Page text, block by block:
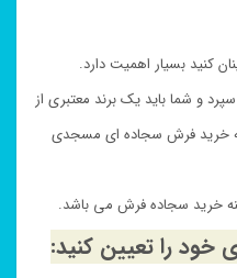
کنید بسیار اهمیت دارد.
سپرد و شما باید یک برند معتبری از
به خرید فرش سجاده ای مسجدی
خرید سجاده فرش می باشد.
را تعیین کنید: